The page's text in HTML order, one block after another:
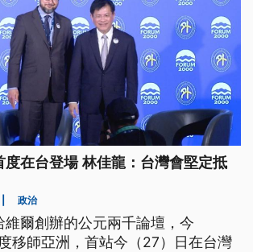
度在台登場 林佳龍：台灣會堅定抵
政治
維爾創辦的公元兩千論壇，今
移師亞洲，首站今（27）日在台灣